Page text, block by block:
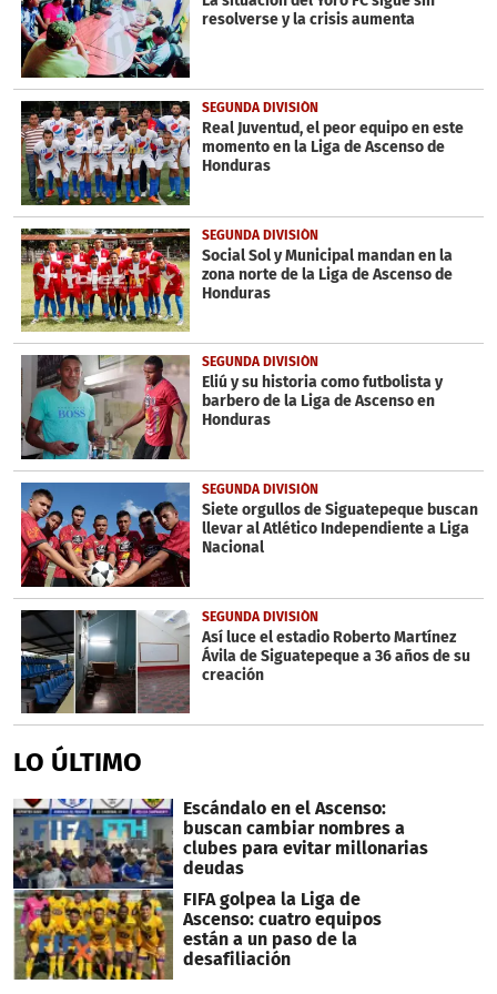
resolverse y la crisis aumenta
SEGUNDA DIVISIÓN
Real Juventud, el peor equipo en este
momento en la Liga de Ascenso de
Honduras
SEGUNDA DIVISIÓN
Social Sol y Municipal mandan en la
zona norte de la Liga de Ascenso de
Honduras
SEGUNDA DIVISIÓN
Eliú y su historia como futbolista y
barbero de la Liga de Ascenso en
Honduras
SEGUNDA DIVISIÓN
Siete orgullos de Siguatepeque buscan
llevar al Atlético Independiente a Liga
Nacional
SEGUNDA DIVISIÓN
Así luce el estadio Roberto Martínez
Ávila de Siguatepeque a 36 años de su
creación
LO ÚLTIMO
Escándalo en el Ascenso:
buscan cambiar nombres a
clubes para evitar millonarias
deudas
FIFA golpea la Liga de
Ascenso: cuatro equipos
están a un paso de la
desafiliación